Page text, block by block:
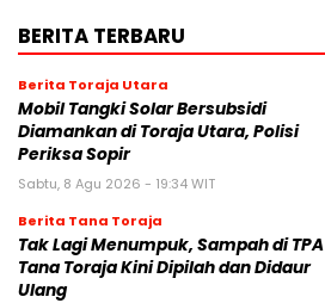
BERITA TERBARU
Berita Toraja Utara
Mobil Tangki Solar Bersubsidi
Diamankan di Toraja Utara, Polisi
Periksa Sopir
Sabtu, 8 Agu 2026 - 19:34 WIT
Berita Tana Toraja
Tak Lagi Menumpuk, Sampah di TPA
Tana Toraja Kini Dipilah dan Didaur
Ulang